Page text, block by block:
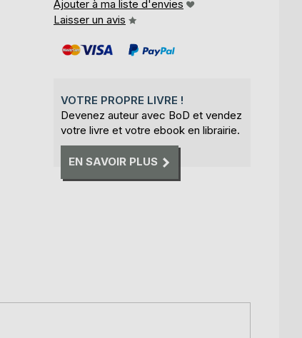
Ajouter à ma liste d'envies
Laisser un avis
VOTRE PROPRE LIVRE !
Devenez auteur avec BoD et vendez
votre livre et votre ebook en librairie.
EN SAVOIR PLUS